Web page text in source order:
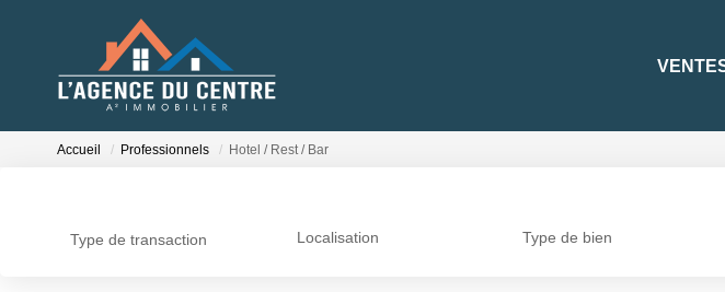
Accueil Professionnels Hotel / Rest / Bar
Type de transaction Localisation Type de bien